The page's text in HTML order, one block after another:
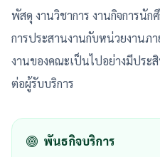
พัสดุ งานวิชาการ งานกิจการนั
การประสานงานกับหน่วยงานภ
งานของคณะเป็นไปอย่างมีประ
ต่อผู้รับบริการ
พันธกิจบริการ